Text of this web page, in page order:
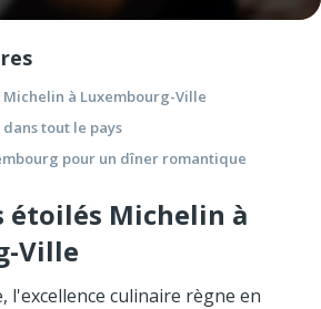
à Luxembourg-Ville
tout le pays
pour un dîner romantique
étoilés Michelin à
Ville
l'excellence culinaire règne en